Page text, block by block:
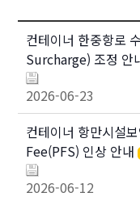
컨테이너 한중항로
Surcharge) 조정 안
2026-06-23
컨테이너 항만시설
Fee(PFS) 인상 안내
2026-06-12